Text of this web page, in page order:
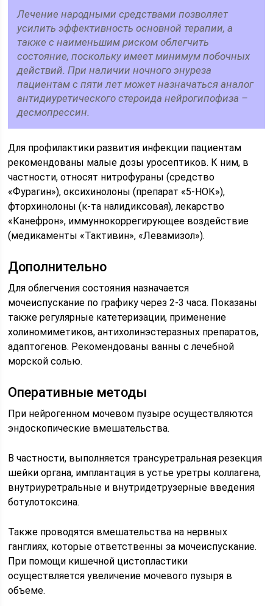
Лечение народными средствами позволяет
усилить эффективность основной терапии, а
также с наименьшим риском облегчить
состояние, поскольку имеет минимум побочных
действий. При наличии ночного энуреза
пациентам с пяти лет может назначаться аналог
антидиуретического стероида нейрогипофиза –
десмопрессин.
Для профилактики развития инфекции пациентам
рекомендованы малые дозы уросептиков. К ним, в
частности, относят нитрофураны (средство
«Фурагин»), оксихинолоны (препарат «5-НОК»),
фторхинолоны (к-та налидиксовая), лекарство
«Канефрон», иммуннокоррегирующее воздействие
(медикаменты «Тактивин», «Левамизол»).
Дополнительно
Для облегчения состояния назначается
мочеиспускание по графику через 2-3 часа. Показаны
также регулярные катетеризации, применение
холиномиметиков, антихолинэстеразных препаратов,
адаптогенов. Рекомендованы ванны с лечебной
морской солью.
Оперативные методы
При нейрогенном мочевом пузыре осуществляются
эндоскопические вмешательства.
В частности, выполняется трансуретральная резекция
шейки органа, имплантация в устье уретры коллагена,
внутриуретральные и внутридетрузерные введения
ботулотоксина.
Также проводятся вмешательства на нервных
ганглиях, которые ответственны за мочеиспускание.
При помощи кишечной цистопластики
осуществляется увеличение мочевого пузыря в
объеме.